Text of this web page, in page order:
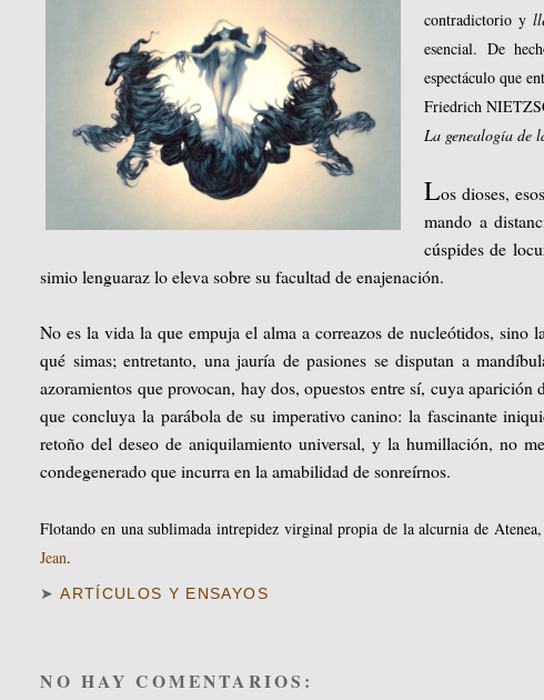
contradictorio y
esencial. De
espectáculo que
Friedrich
La genealogía de
Los dioses,
mando a
cúspides de
simio lenguaraz lo eleva sobre su facultad de enajenación.
No es la vida la que empuja el alma a correazos de nucleótidos, sino
qué simas; entretanto, una jauría de pasiones se disputan a
azoramientos que provocan, hay dos, opuestos entre sí, cuya
que concluya la parábola de su imperativo canino: la fascinante
retoño del deseo de aniquilamiento universal, y la humillación, no
condegenerado que incurra en la amabilidad de sonreírnos.
Flotando en una sublimada intrepidez virginal propia de la alcurnia de
Jean.
➤ARTÍCULOS Y ENSAYOS
NO HAY COMENTARIOS: